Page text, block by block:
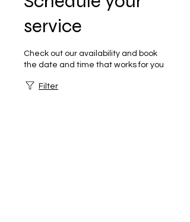
service
Check out our availability and book
the date and time that works for you
Filter